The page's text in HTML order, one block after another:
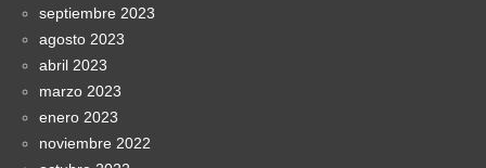
septiembre 2023
agosto 2023
abril 2023
marzo 2023
enero 2023
noviembre 2022